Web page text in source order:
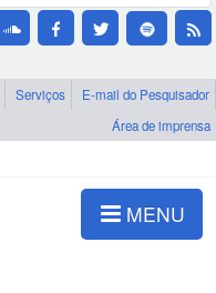
Serviços
E-mail do Pesquisador
Área de imprensa
MENU